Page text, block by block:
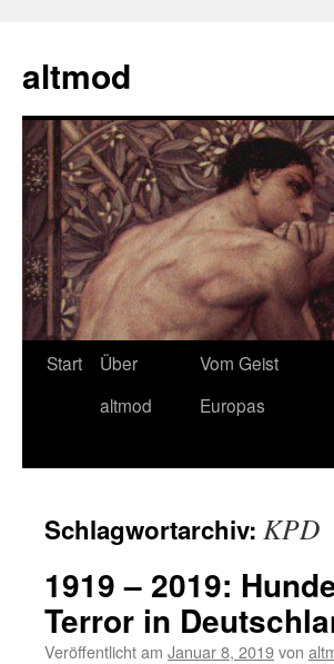
springen
altmod
Start
Über
altmod
Vom Geist
Europas
Schlagwortarchiv: KPD
1919 – 2019:
Terror in
Veröffentlicht am Januar 8, 2019von